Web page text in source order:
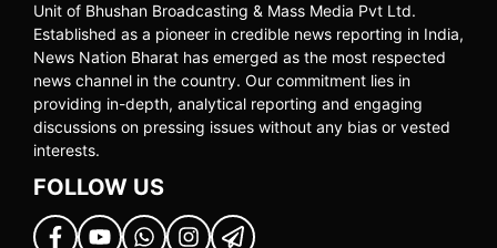
Unit of Bhushan Broadcasting & Mass Media Pvt Ltd.
Established as a pioneer in credible news reporting in India,
News Nation Bharat has emerged as the most respected
news channel in the country. Our commitment lies in
providing in-depth, analytical reporting and engaging
discussions on pressing issues without any bias or vested
interests.
FOLLOW US